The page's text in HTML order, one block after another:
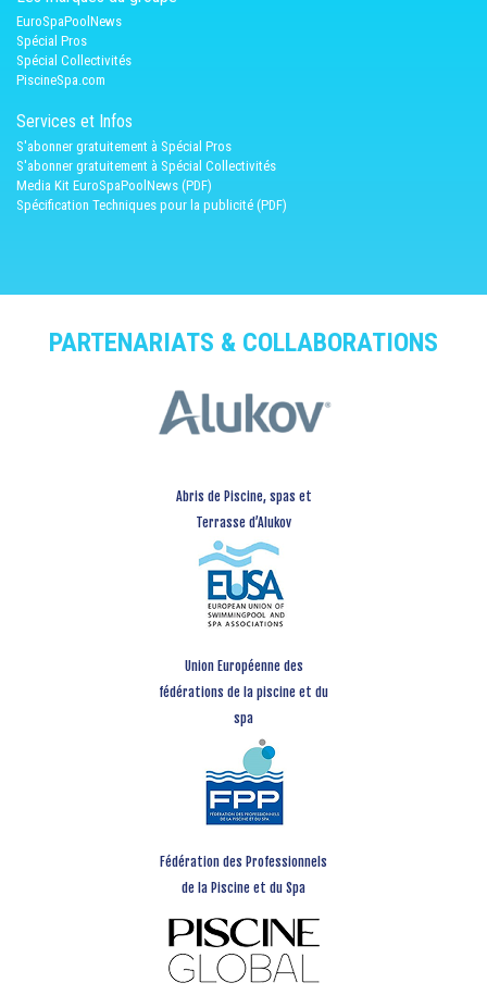
EuroSpaPoolNews
Spécial Pros
Spécial Collectivités
PiscineSpa.com
Services et Infos
S'abonner gratuitement à Spécial Pros
S'abonner gratuitement à Spécial Collectivités
Media Kit EuroSpaPoolNews (PDF)
Spécification Techniques pour la publicité (PDF)
PARTENARIATS & COLLABORATIONS
Abris de Piscine, spas et
Terrasse d’Alukov
Union Européenne des
fédérations de la piscine et du
spa
Fédération des Professionnels
de la Piscine et du Spa